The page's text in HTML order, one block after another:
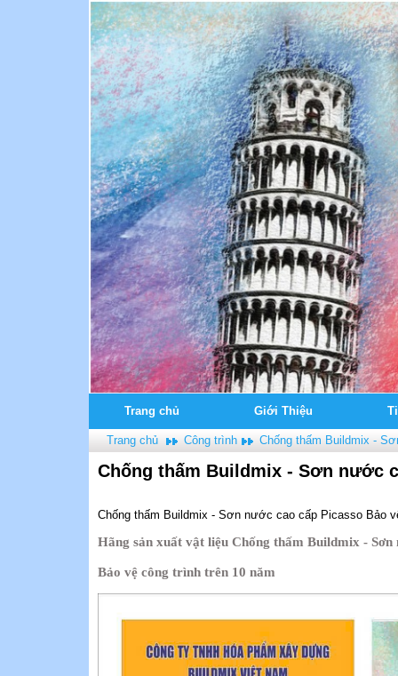
Trang chủ Giới Thiệu
Trang chủ Công trình Chống thấm Buildmix -
Chống thấm Buildmix - Sơn nước
Chống thấm Buildmix - Sơn nước cao cấp Picasso Bảo
Hãng sản xuất vật liệu Chống thấm Buildmix - Sơn
Bảo vệ công trình trên 10 năm